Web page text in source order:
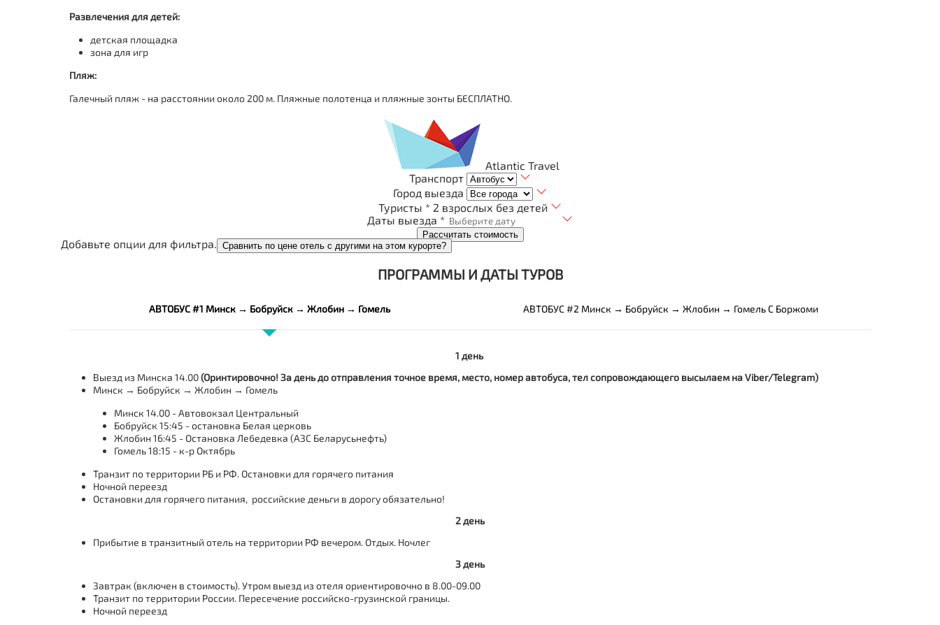
Развлечения для детей:
детская площадка
зона для игр
Пляж:
Галечный пляж - на расстоянии около 200 м. Пляжные полотенца и пляжные зонты БЕСПЛАТНО.
Atlantic Travel
Транспорт
Город выезда
Туристы * 2 взрослых без детей
Даты выезда *
Рассчитать стоимость
Добавьте опции для фильтра. Сравнить по цене отель с другими на этом курорте?
ПРОГРАММЫ И ДАТЫ ТУРОВ
АВТОБУС #1 Минск → Бобруйск → Жлобин → Гомель АВТОБУС #2 Минск → Бобруйск → Жлобин → Гомель С Боржоми
1 день
Выезд из Минска 14.00(Оринтировочно! За день до отправления точное время, место, номер автобуса, тел сопровождающего высылаем на Viber/Telegram)
Минск → Бобруйск → Жлобин → Гомель
Минск 14.00 - Автовокзал Центральный
Бобруйск 15:45 - остановка Белая церковь
Жлобин 16:45 - Остановка Лебедевка (АЗС Беларусьнефть)
Гомель 18:15 - к-р Октябрь
Транзит по территории РБ и РФ. Остановки для горячего питания
Ночной переезд
Остановки для горячего питания, российские деньги в дорогу обязательно!
2 день
Прибытие в транзитный отель на территории РФ вечером. Отдых. Ночлег
3 день
Завтрак (включен в стоимость). Утром выезд из отеля ориентировочно в 8.00-09.00
Транзит по территории России. Пересечение российско-грузинской границы.
Ночной переезд